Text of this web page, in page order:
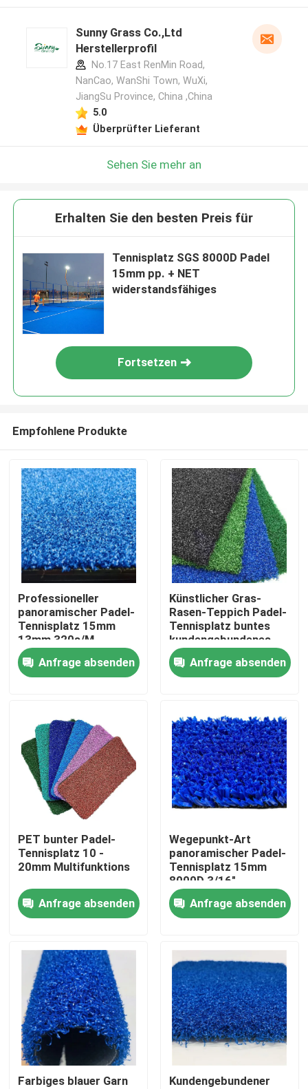
Produkte
Videos
Fabrik-Tour
Qualitätskontrolle
Kontaktiere uns
Nachrichten
Fälle
Fußball-künstliches Gras
Sunny Grass Co.,Ltd
Herstellerprofil
No.17 East RenMin Road,
NanCao, WanShi Town, WuXi,
JiangSu Province, China ,China
5.0
Überprüfter Lieferant
Sehen Sie mehr an
Erhalten Sie den besten Preis für
Tennisplatz SGS 8000D Padel
15mm pp. + NET
widerstandsfähiges
Fortsetzen
Empfohlene Produkte
Professioneller
panoramischer Padel-
Tennisplatz 15mm
13mm 320s/M
Anfrage absenden
Künstlicher Gras-
Rasen-Teppich Padel-
Tennisplatz buntes
kundengebundenes
12mm
Anfrage absenden
PET bunter Padel-
Tennisplatz 10 -
20mm Multifunktions
Anfrage absenden
Wegepunkt-Art
panoramischer Padel-
Tennisplatz 15mm
8000D 3/16"
Messgerät
Anfrage absenden
Farbiges blauer Garn
Kundengebundener